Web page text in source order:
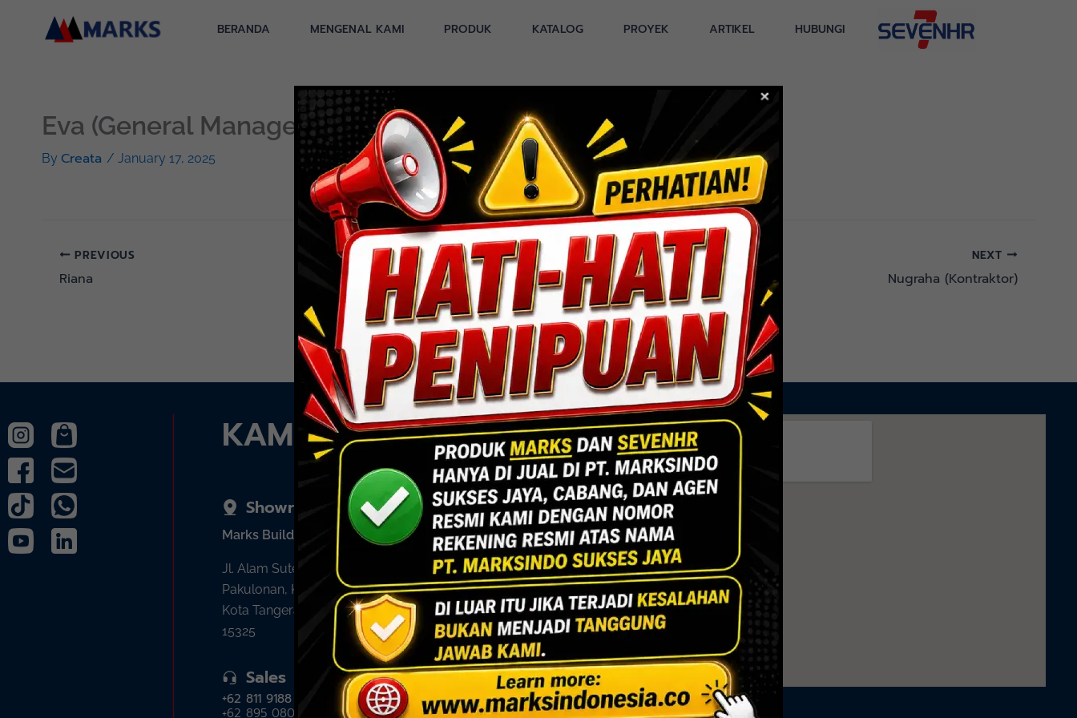
BERANDA MENGENAL KAMI PRODUK KATALOG PROYEK ARTIKEL HUBUNGI
Eva (General Manager, BCA)
By Creata / January 17, 2025
PREVIOUS
Riana
NEXT
Nugraha (Kontraktor)
KAMI ADA UNTUK ANDA
Showroom
Marks Building
Jl. Alam Sutera Boulevard No.7,
Pakulonan, Kec. Serpong Utara,
Kota Tangerang Selatan, Banten
15325
Sales
+62 811 9188 377
+62 895 0808 4035